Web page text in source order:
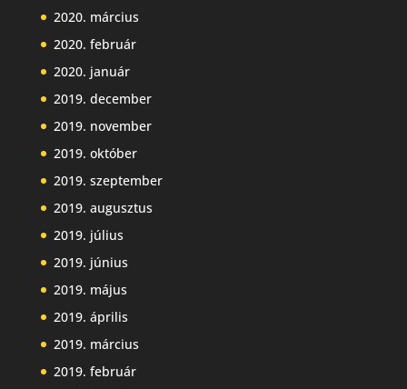
2020. március
2020. február
2020. január
2019. december
2019. november
2019. október
2019. szeptember
2019. augusztus
2019. július
2019. június
2019. május
2019. április
2019. március
2019. február